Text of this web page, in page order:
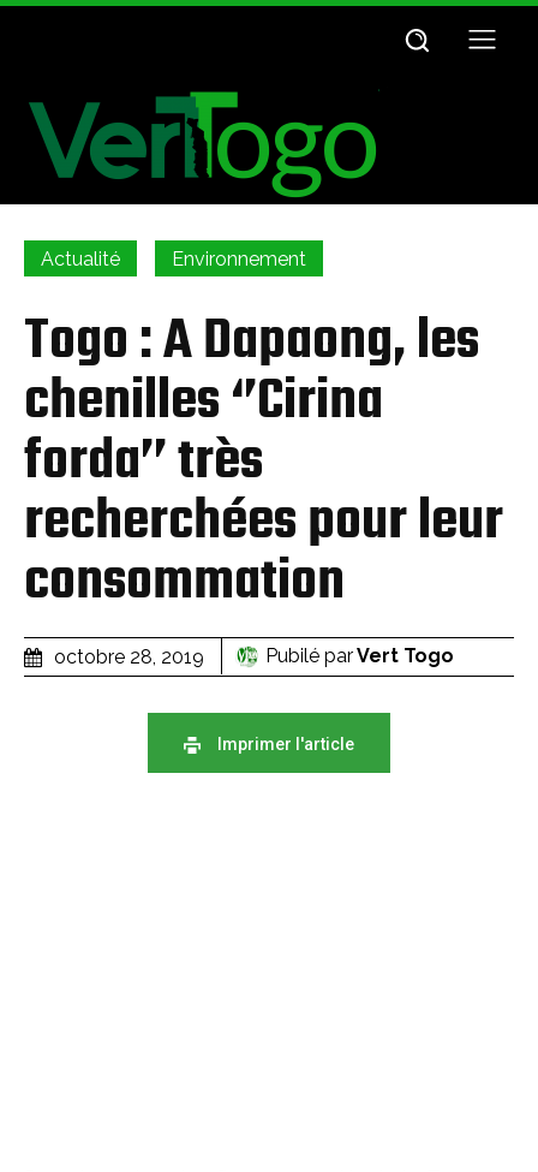
Actualité Environnement
Togo : A Dapaong, les
chenilles ‘’Cirina
forda’’ très
recherchées pour leur
consommation
octobre 28, 2019 Pubilé parVert Togo
Imprimer l'article